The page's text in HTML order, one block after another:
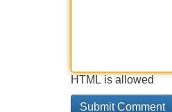
HTML is allowed